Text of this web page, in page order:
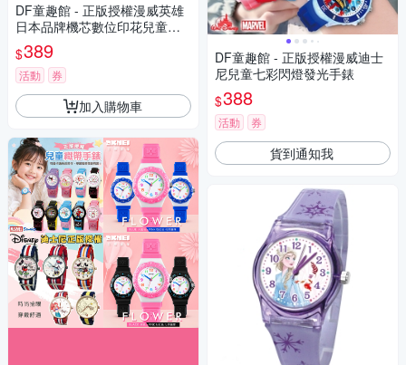
DF童趣館 - 正版授權漫威英雄
日本品牌機芯數位印花兒童手
錶
$389
活動 券
加入購物車
DF童趣館 - 正版授權漫威迪士
尼兒童七彩閃燈發光手錶
$388
活動 券
貨到通知我